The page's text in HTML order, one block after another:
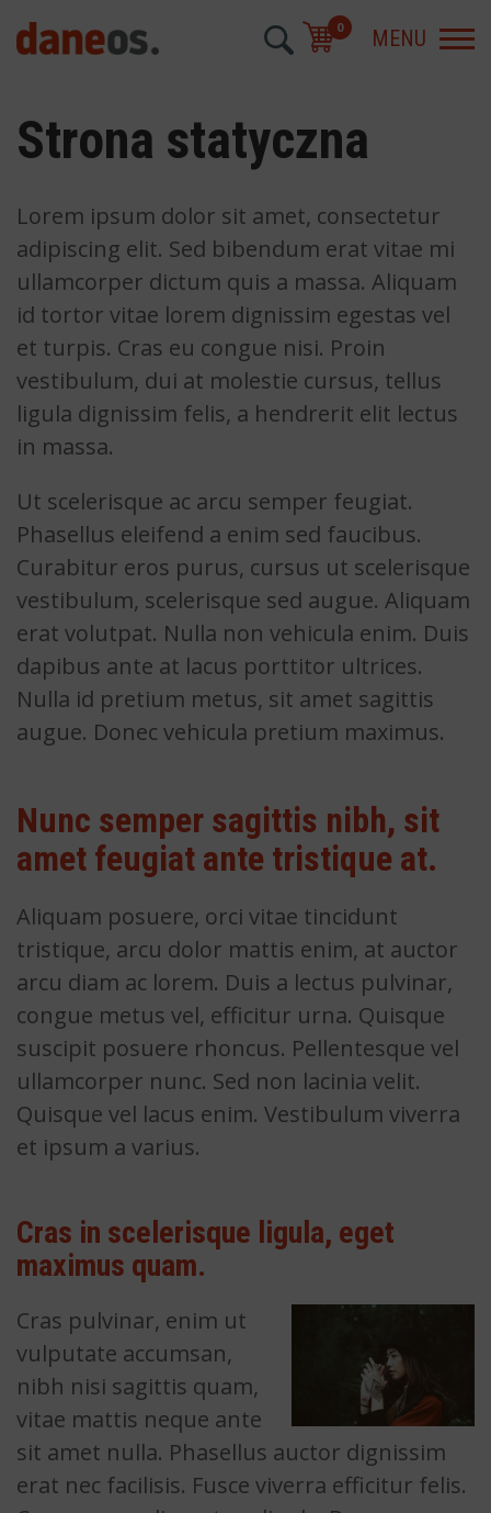
MENU
0
Strona statyczna
Lorem ipsum dolor sit amet, consectetur
adipiscing elit. Sed bibendum erat vitae mi
ullamcorper dictum quis a massa. Aliquam
id tortor vitae lorem dignissim egestas vel
et turpis. Cras eu congue nisi. Proin
vestibulum, dui at molestie cursus, tellus
ligula dignissim felis, a hendrerit elit lectus
in massa.
Ut scelerisque ac arcu semper feugiat.
Phasellus eleifend a enim sed faucibus.
Curabitur eros purus, cursus ut scelerisque
vestibulum, scelerisque sed augue. Aliquam
erat volutpat. Nulla non vehicula enim. Duis
dapibus ante at lacus porttitor ultrices.
Nulla id pretium metus, sit amet sagittis
augue. Donec vehicula pretium maximus.
Nunc semper sagittis nibh, sit
amet feugiat ante tristique at.
Aliquam posuere, orci vitae tincidunt
tristique, arcu dolor mattis enim, at auctor
arcu diam ac lorem. Duis a lectus pulvinar,
congue metus vel, efficitur urna. Quisque
suscipit posuere rhoncus. Pellentesque vel
ullamcorper nunc. Sed non lacinia velit.
Quisque vel lacus enim. Vestibulum viverra
et ipsum a varius.
Cras in scelerisque ligula, eget
maximus quam.
Cras pulvinar, enim ut
vulputate accumsan,
nibh nisi sagittis quam,
vitae mattis neque ante
sit amet nulla. Phasellus auctor dignissim
erat nec facilisis. Fusce viverra efficitur felis.